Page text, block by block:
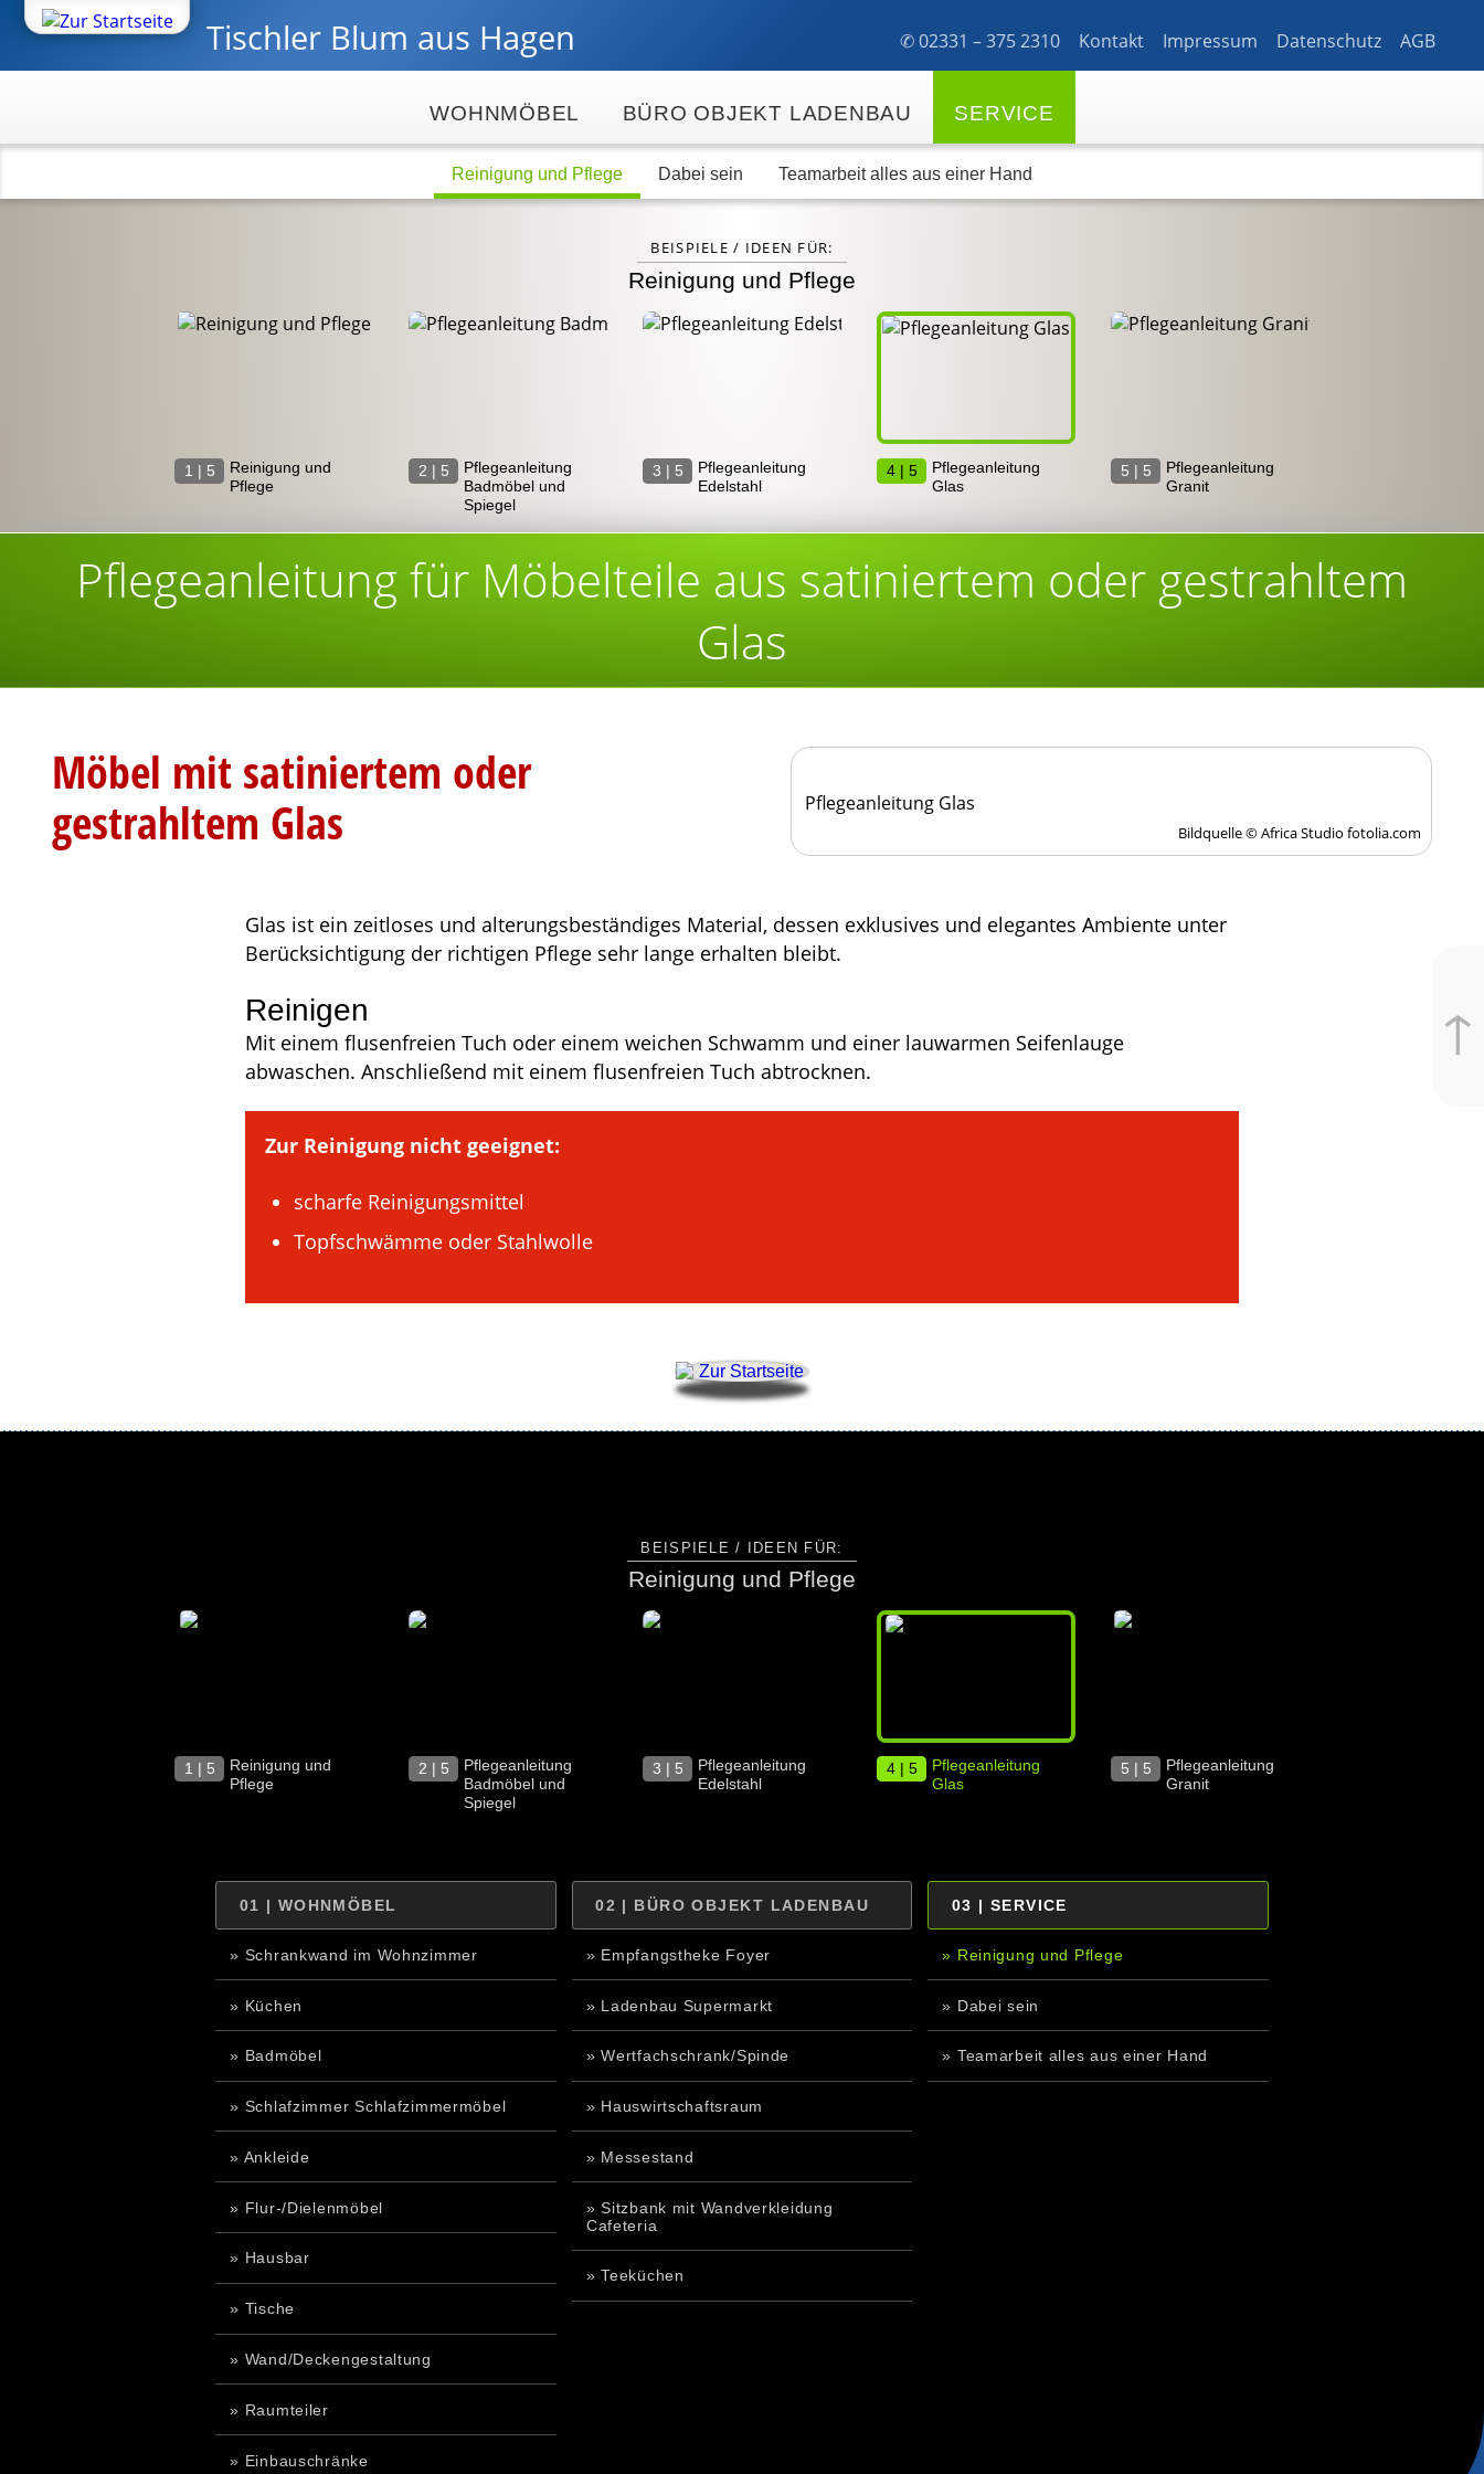
✆ 02331 – 3752310 Kontakt Impressum Datenschutz AGB
Tischler Blum aus Hagen
WOHNMÖBEL BÜRO OBJEKT LADENBAU SERVICE
Reinigung und Pflege Dabei sein Teamarbeit alles aus einer Hand
BEISPIELE / IDEEN FÜR:
Reinigung und Pflege
1 | 5
Reinigung und
Pflege
2 | 5
Pflegeanleitung
Badmöbel und
Spiegel
3 | 5
Pflegeanleitung
Edelstahl
4 | 5
Pflegeanleitung
Glas
5 | 5
Pflegeanleitung
Granit
Pflegeanleitung für Möbelteile aus satiniertem oder gestrahltem
Glas
Pflegeanleitung Glas
Bildquelle © Africa Studio fotolia.com
Möbel mit satiniertem oder
gestrahltem Glas
Glas ist ein zeitloses und alterungs­be­ständiges Material, dessen exklusives und elegantes Ambiente unter
Berück­sich­tigung der richtigen Pflege sehr lange erhalten bleibt.
Reinigen
Mit einem flusen­freien Tuch oder einem weichen Schwamm und einer lauwarmen Seifenlauge
abwaschen. Anschließend mit einem flusen­freien Tuch abtrocknen.
Zur Reinigung nicht geeignet:
scharfe Reinigungs­mittel
Topfschwämme oder Stahlwolle
↑
BEISPIELE / IDEEN FÜR:
Reinigung und Pflege
1 | 5
Reinigung und
Pflege
2 | 5
Pflegeanleitung
Badmöbel und
Spiegel
3 | 5
Pflegeanleitung
Edelstahl
4 | 5
Pflegeanleitung
Glas
5 | 5
Pflegeanleitung
Granit
01 | WOHNMÖBEL
» Schrankwand im Wohnzimmer
» Küchen
» Badmöbel
» Schlafzimmer Schlafzimmermöbel
» Ankleide
» Flur-/Dielenmöbel
» Hausbar
» Tische
» Wand/Deckengestaltung
» Raumteiler
» Einbauschränke
02 | BÜRO OBJEKT LADENBAU
» Empfangstheke Foyer
» Ladenbau Supermarkt
» Wertfachschrank/Spinde
» Hauswirtschaftsraum
» Messestand
» Sitzbank mit Wandverkleidung
Cafeteria
» Teeküchen
03 | SERVICE
» Reinigung und Pflege
» Dabei sein
» Teamarbeit alles aus einer Hand